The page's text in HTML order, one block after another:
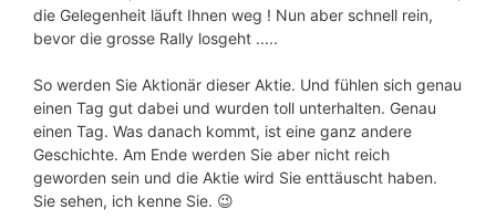
die Gelegenheit läuft Ihnen weg ! Nun aber schnell rein,
bevor die grosse Rally losgeht .....
So werden Sie Aktionär dieser Aktie. Und fühlen sich genau
einen Tag gut dabei und wurden toll unterhalten. Genau
einen Tag. Was danach kommt, ist eine ganz andere
Geschichte. Am Ende werden Sie aber nicht reich
geworden sein und die Aktie wird Sie enttäuscht haben.
Sie sehen, ich kenne Sie. 😉